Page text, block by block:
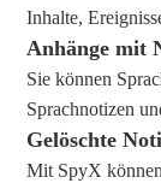
Inhalte,
Anhänge mit
Sie können
Sprachnotizen
Gelöschte
Mit SpyX